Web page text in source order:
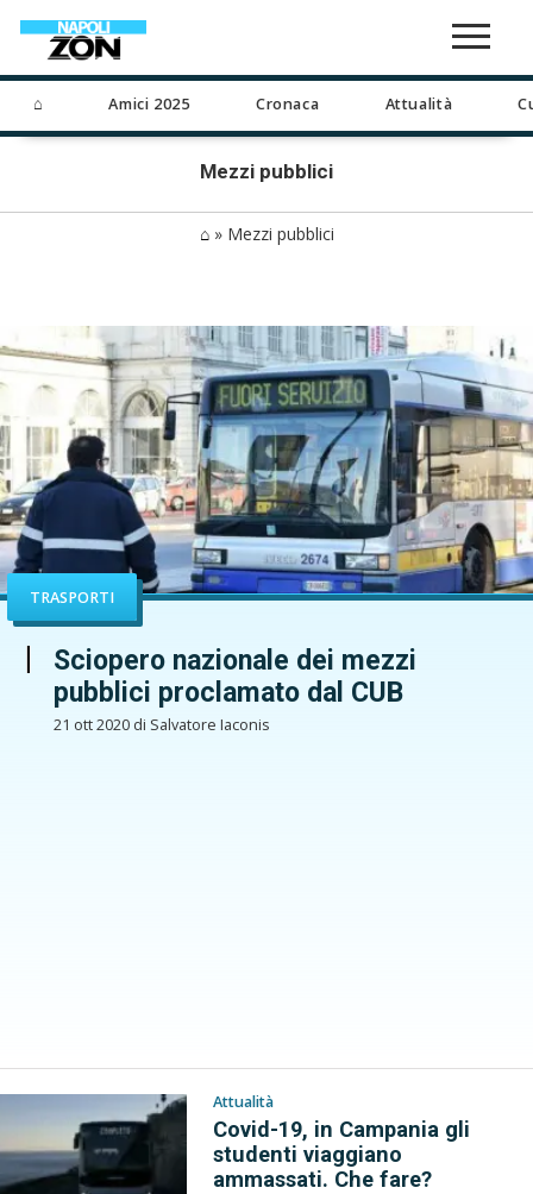
⌂ Amici 2025 Cronaca Attualità
Mezzi pubblici
⌂» Mezzi pubblici
TRASPORTI
Sciopero nazionale dei mezzi
pubblici proclamato dal CUB
21 ott 2020 di Salvatore Iaconis
Attualità
Covid-19, in Campania gli
studenti viaggiano
ammassati. Che fare?